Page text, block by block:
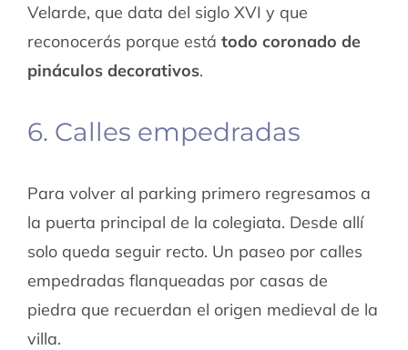
Velarde, que data del siglo XVI y que
reconocerás porque está todo coronado de
pináculos decorativos.
6. Calles empedradas
Para volver al parking primero regresamos a
la puerta principal de la colegiata. Desde allí
solo queda seguir recto. Un paseo por calles
empedradas flanqueadas por casas de
piedra que recuerdan el origen medieval de la
villa.